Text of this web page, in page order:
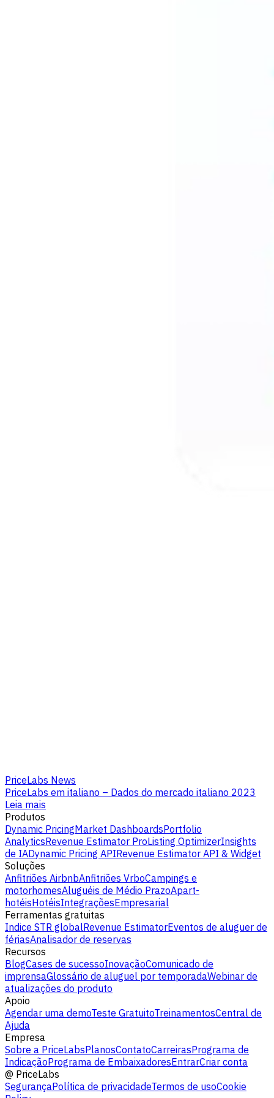
PriceLabs News
PriceLabs em italiano – Dados do mercado italiano 2023
Leia mais
Produtos
Dynamic PricingMarket DashboardsPortfolio
AnalyticsRevenue Estimator ProListing OptimizerInsights
de IADynamic Pricing APIRevenue Estimator API & Widget
Soluções
Anfitriões AirbnbAnfitriões VrboCampings e
motorhomesAluguéis de Médio PrazoApart-
hotéisHotéisIntegraçõesEmpresarial
Ferramentas gratuitas
Indice STR globalRevenue EstimatorEventos de aluguer de
fériasAnalisador de reservas
Recursos
BlogCases de sucessoInovaçãoComunicado de
imprensaGlossário de aluguel por temporadaWebinar de
atualizações do produto
Apoio
Agendar uma demoTeste GratuitoTreinamentosCentral de
Ajuda
Empresa
Sobre a PriceLabsPlanosContatoCarreirasPrograma de
IndicaçãoPrograma de EmbaixadoresEntrarCriar conta
@ PriceLabs
SegurançaPolítica de privacidadeTermos de usoCookie